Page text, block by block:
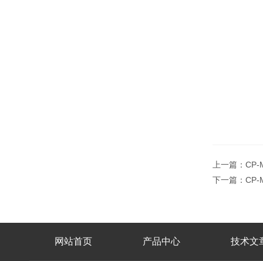
上一篇： CP-
下一篇： CP-
网站首页 产品中心 技术文